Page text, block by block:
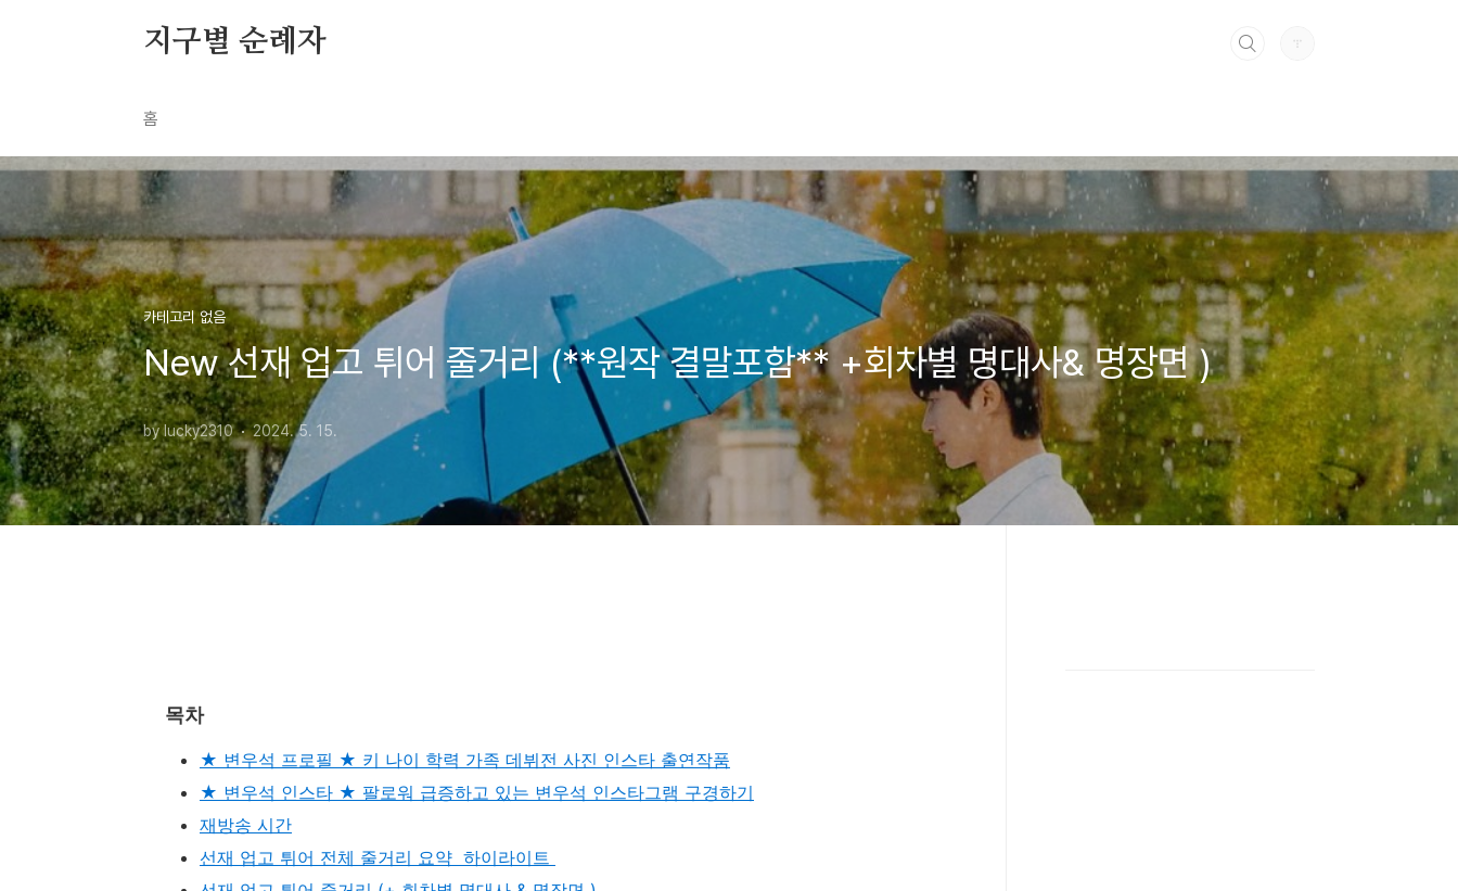
지구별 순례자
홈
카테고리 없음
New 선재 업고 튀어 줄거리 (**원작 결말포함** +회차별 명대사& 명장면 )
by lucky2310 2024. 5. 15.
목차
★ 변우석 프로필 ★ 키 나이 학력 가족 데뷔전 사진 인스타 출연작품
★ 변우석 인스타 ★ 팔로워 급증하고 있는 변우석 인스타그램 구경하기
재방송 시간
선재 업고 튀어 전체 줄거리 요약 하이라이트